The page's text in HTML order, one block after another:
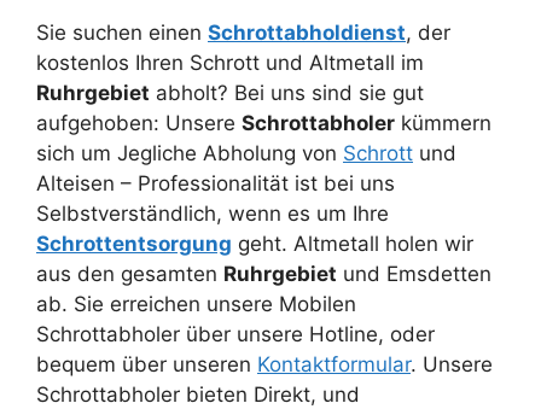
Sie suchen einen Schrottabholdienst, der
kostenlos Ihren Schrott und Altmetall im
Ruhrgebiet abholt? Bei uns sind sie gut
aufgehoben: Unsere Schrottabholer kümmern
sich um Jegliche Abholung von Schrott und
Alteisen – Professionalität ist bei uns
Selbstverständlich, wenn es um Ihre
Schrottentsorgung geht. Altmetall holen wir
aus den gesamten Ruhrgebiet und Emsdetten
ab. Sie erreichen unsere Mobilen
Schrottabholer über unsere Hotline, oder
bequem über unseren Kontaktformular. Unsere
Schrottabholer bieten Direkt, und